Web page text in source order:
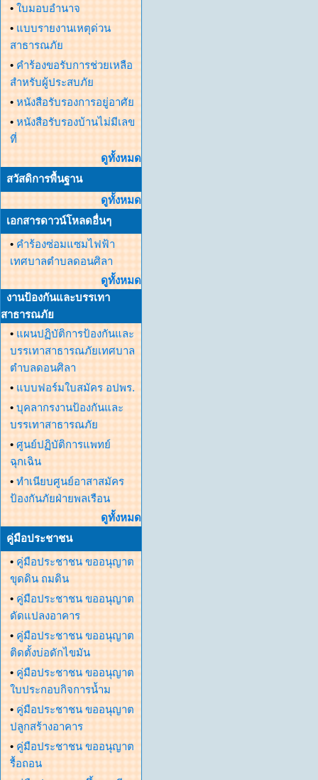
• ใบมอบอำนาจ
• แบบรายงานเหตุด่วน
สาธารณภัย
• คำร้องขอรับการช่วยเหลือ
สำหรับผู้ประสบภัย
• หนังสือรับรองการอยู่อาศัย
• หนังสือรับรองบ้านไม่มีเลข
ที่
ดูทั้งหมด
สวัสดิการพื้นฐาน
ดูทั้งหมด
เอกสารดาวน์โหลดอื่นๆ
• คำร้องซ่อมแซมไฟฟ้า
เทศบาลตำบลดอนศิลา
ดูทั้งหมด
งานป้องกันและบรรเทา
สาธารณภัย
• แผนปฏิบัติการป้องกันและ
บรรเทาสาธารณภัยเทศบาล
ตำบลดอนศิลา
• แบบฟอร์มใบสมัคร อปพร.
• บุคลากรงานป้องกันและ
บรรเทาสาธารณภัย
• ศูนย์ปฏิบัติการแพทย์
ฉุกเฉิน
• ทำเนียบศูนย์อาสาสมัคร
ป้องกันภัยฝ่ายพลเรือน
ดูทั้งหมด
คู่มือประชาชน
• คู่มือประชาชน ขออนุญาต
ขุดดิน ถมดิน
• คู่มือประชาชน ขออนุญาต
ดัดแปลงอาคาร
• คู่มือประชาชน ขออนุญาต
ติดตั้งบ่อดักไขมัน
• คู่มือประชาชน ขออนุญาต
ใบประกอบกิจการน้ำม
• คู่มือประชาชน ขออนุญาต
ปลูกสร้างอาคาร
• คู่มือประชาชน ขออนุญาต
รื้อถอน